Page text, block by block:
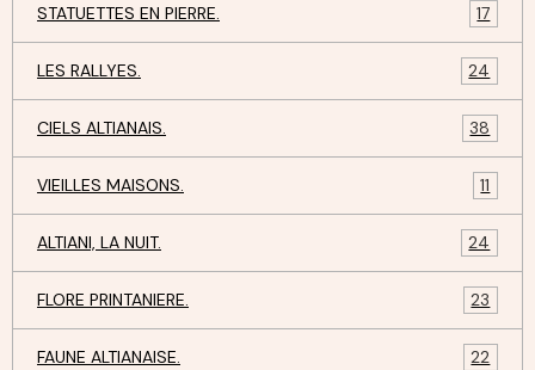
STATUETTES EN PIERRE. 17
LES RALLYES. 24
CIELS ALTIANAIS. 38
VIEILLES MAISONS. 11
ALTIANI, LA NUIT. 24
FLORE PRINTANIERE. 23
FAUNE ALTIANAISE. 22